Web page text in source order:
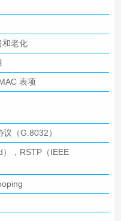
和老化
表项
（G.8032）
，RSTP（IEEE